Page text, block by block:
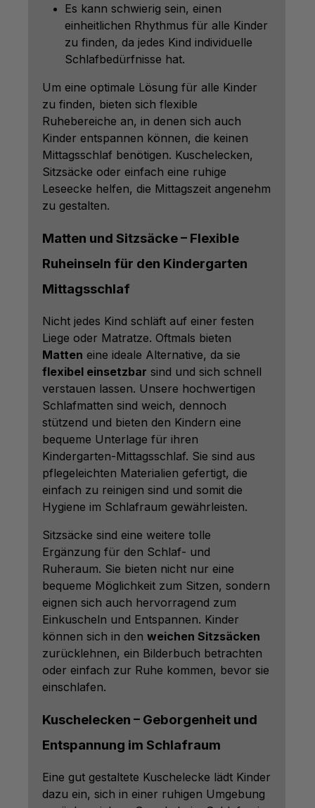
Es kann schwierig sein, einen
einheitlichen Rhythmus für alle Kinder
zu finden, da jedes Kind individuelle
Schlafbedürfnisse hat.
Um eine optimale Lösung für alle Kinder
zu finden, bieten sich flexible
Ruhebereiche an, in denen sich auch
Kinder entspannen können, die keinen
Mittagsschlaf benötigen. Kuschelecken,
Sitzsäcke oder einfach eine ruhige
Leseecke helfen, die Mittagszeit angenehm
zu gestalten.
Matten und Sitzsäcke – Flexible
Ruheinseln für den Kindergarten
Mittagsschlaf
Nicht jedes Kind schläft auf einer festen
Liege oder Matratze. Oftmals bieten
Matten eine ideale Alternative, da sie
flexibel einsetzbar sind und sich schnell
verstauen lassen. Unsere hochwertigen
Schlafmatten sind weich, dennoch
stützend und bieten den Kindern eine
bequeme Unterlage für ihren
Kindergarten-Mittagsschlaf. Sie sind aus
pflegeleichten Materialien gefertigt, die
einfach zu reinigen sind und somit die
Hygiene im Schlafraum gewährleisten.
Sitzsäcke sind eine weitere tolle
Ergänzung für den Schlaf- und
Ruheraum. Sie bieten nicht nur eine
bequeme Möglichkeit zum Sitzen, sondern
eignen sich auch hervorragend zum
Einkuscheln und Entspannen. Kinder
können sich in den weichen Sitzsäcken
zurücklehnen, ein Bilderbuch betrachten
oder einfach zur Ruhe kommen, bevor sie
einschlafen.
Kuschelecken – Geborgenheit und
Entspannung im Schlafraum
Eine gut gestaltete Kuschelecke lädt Kinder
dazu ein, sich in einer ruhigen Umgebung